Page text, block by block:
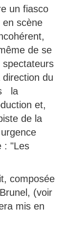
un fiasco
scène
de se
du
la
et,
de la
: "Les
composée
(voir
mis en